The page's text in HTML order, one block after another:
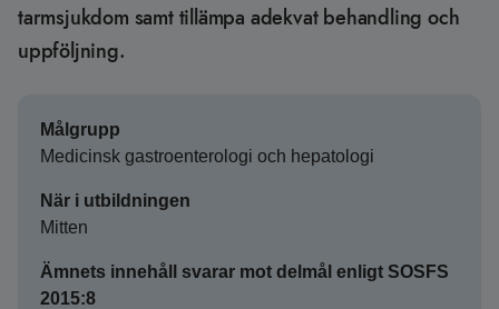
tarmsjukdom samt tillämpa adekvat behandling och
uppföljning.
Målgrupp
Medicinsk gastroenterologi och hepatologi
När i utbildningen
Mitten
Ämnets innehåll svarar mot delmål enligt SOSFS
2015:8